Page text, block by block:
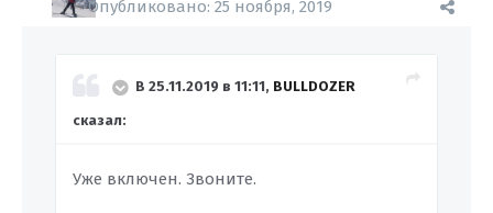
Опубликовано: 25 ноября, 2019
В 25.11.2019 в 11:11, BULLDOZER
сказал:
Уже включен. Звоните.